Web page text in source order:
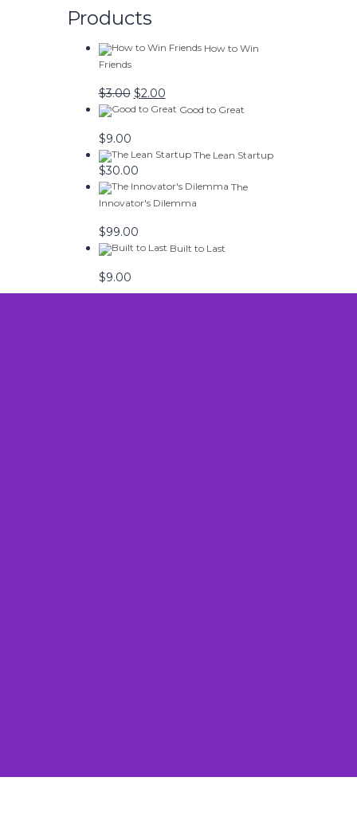
Products
How to Win
Friends
$3.00 $2.00
Good to Great
$9.00
The Lean Startup
$30.00
The
Innovator's Dilemma
$99.00
Built to Last
$9.00